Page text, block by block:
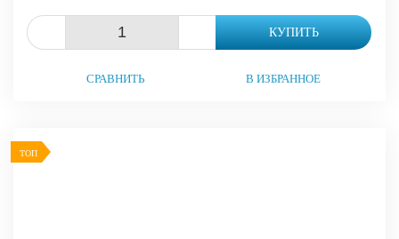
КУПИТЬ
СРАВНИТЬ В ИЗБРАННОЕ
ТОП